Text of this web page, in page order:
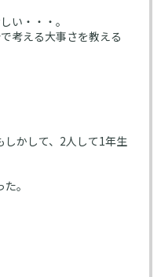
い・・・。
考える大事さを教える
しかして、2人して1年生
。